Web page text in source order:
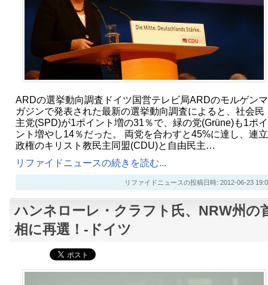
ARDの選挙動向調査ドイツ国営テレビ局ARDのモルゲンマ
ガジンで発表された最新の選挙動向調査によると、社会民
主党(SPD)が1ポイント増の31％で、緑の党(Grüne)も1ポイ
ント増やし14％だった。 両党を合わすと45%に達し、連立
政権のキリスト教民主同盟(CDU)と自由民主…
リファイドニュースの続きを読む...
リファイドニュースの投稿日時: 2012-06-23
ハンネローレ・クラフト氏、NRW州の
相に再選！-ドイツ